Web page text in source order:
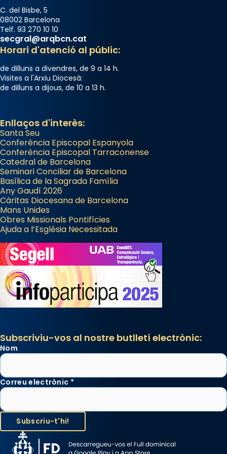
C. del Bisbe, 5
08002 Barcelona
Telf. 93 270 10 10
secgral@arqbcn.cat
Horari d'atenció al públic:
de dilluns a divendres, de 9 a 14 h.
Visites a l'Arxiu Diocesà:
de dilluns a dijous, de 10 a 13 h.
Enllaços d'interès:
Santa Seu
Conferència Episcopal Espanyola
Conferència Episcopal Tarraconense
Catedral de Barcelona
Seminari Conciliar de Barcelona
Basílica de la Sagrada Família
Any Gaudí 2026
Càritas Diocesana de Barcelona
Mans Unides
Obres Missionals Pontifícies
Ajuda a l’Església Necessitada
Subscriviu-vos al nostre butlletí electrònic:
Nom
Correu electrònic *